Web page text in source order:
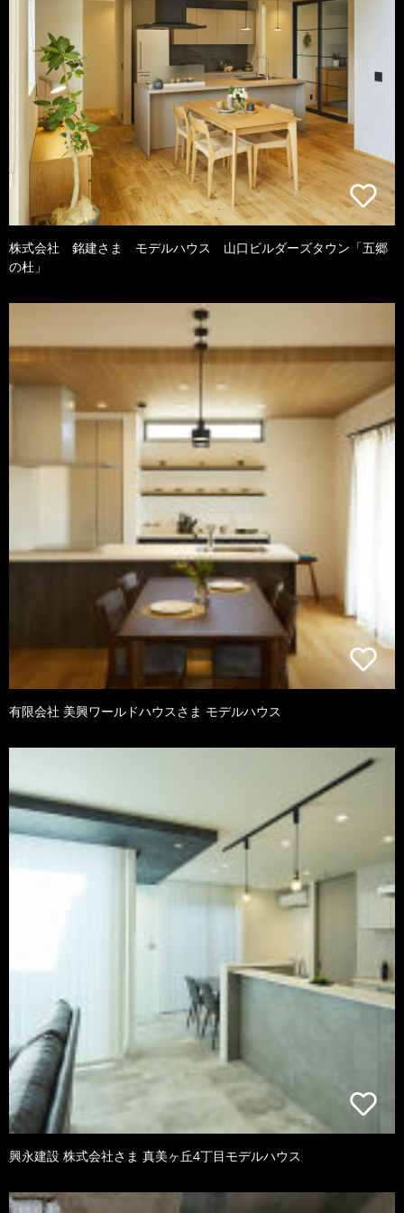
株式会社 銘建さま モデルハウス 山口ビルダーズタウン「五郷
の杜」
有限会社 美興ワールドハウスさま モデルハウス
興永建設 株式会社さま 真美ヶ丘4丁目モデルハウス